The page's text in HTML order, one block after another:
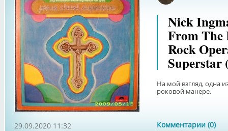
Nick
From The
Rock
Superstar
На мой взгляд, одна
роковой манере.
Комментарии (0)
29.09.2020 11:32